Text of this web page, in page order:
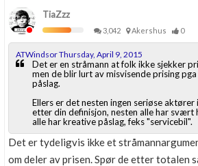
TiaZzz
3,042
Akershus 0
ATWindsor Thursday, April 9, 2015
Det er en stråmann at folk ikke sjekker
men de blir lurt av misvisende prising
påslag.
Ellers er det nesten ingen seriøse
etter din definisjon, nesten alle har svært
alle har kreative påslag, feks "servicebil".
Det er tydeligvis ikke et
om deler av prisen. Spør de etter totalen